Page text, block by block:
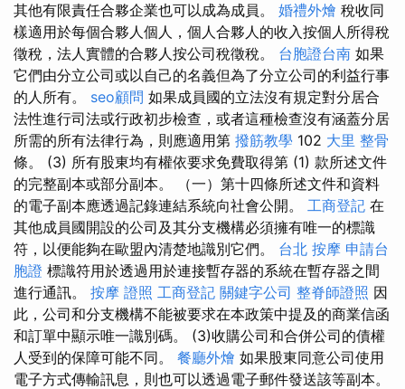
其他有限責任合夥企業也可以成為成員。 婚禮外燴 稅收同
樣適用於每個合夥人個人，個人合夥人的收入按個人所得稅
徵稅，法人實體的合夥人按公司稅徵稅。 台胞證台南 如果
它們由分立公司或以自己的名義但為了分立公司的利益行事
的人所有。 seo顧問 如果成員國的立法沒有規定對分居合
法性進行司法或行政初步檢查，或者這種檢查沒有涵蓋分居
所需的所有法律行為，則應適用第 撥筋教學 102 大里 整骨
條。 (3) 所有股東均有權依要求免費取得第 (1) 款所述文件
的完整副本或部分副本。 （一）第十四條所述文件和資料
的電子副本應透過記錄連結系統向社會公開。 工商登記 在
其他成員國開設的公司及其分支機構必須擁有唯一的標識
符，以便能夠在歐盟內清楚地識別它們。 台北 按摩 申請台
胞證 標識符用於透過用於連接暫存器的系統在暫存器之間
進行通訊。 按摩 證照 工商登記 關鍵字公司 整脊師證照 因
此，公司和分支機構不能被要求在本政策中提及的商業信函
和訂單中顯示唯一識別碼。 (3)收購公司和合併公司的債權
人受到的保障可能不同。 餐廳外燴 如果股東同意公司使用
電子方式傳輸訊息，則也可以透過電子郵件發送該等副本。